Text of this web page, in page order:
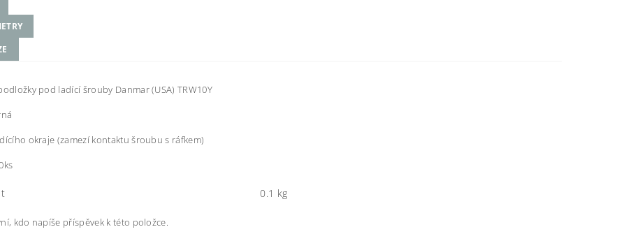
pod ladící šrouby Danmar (USA) TRW10Y
okraje (zamezí kontaktu šroubu s ráfkem)
0.1 kg
kdo napíše příspěvek k této položce.